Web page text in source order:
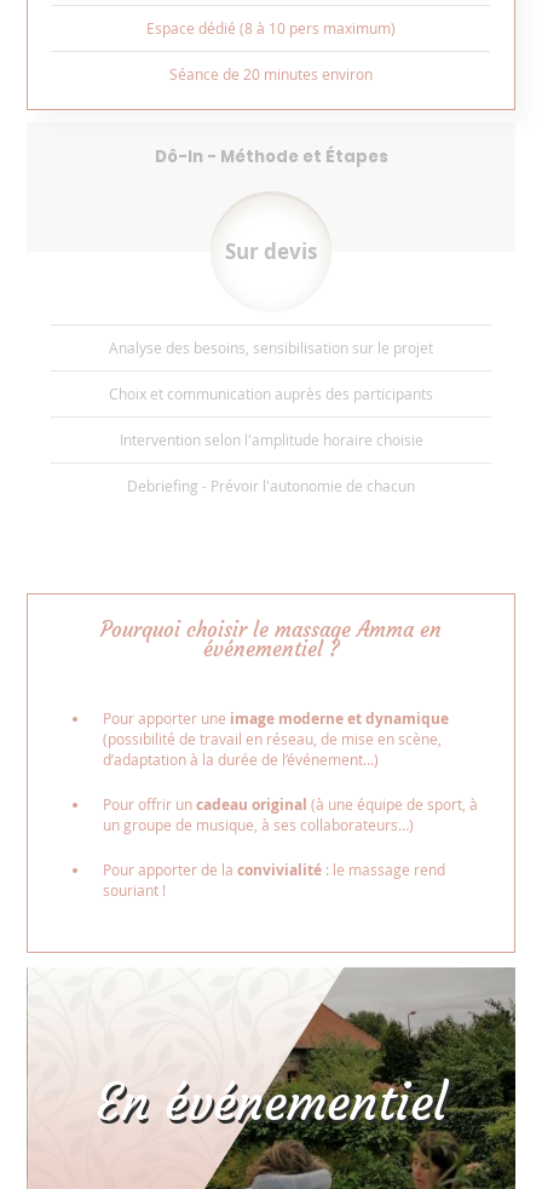
Espace dédié (8 à 10 pers maximum)
Séance de 20 minutes environ
Dô-In - Méthode et Étapes
Sur devis
Analyse des besoins, sensibilisation sur le projet
Choix et communication auprès des participants
Intervention selon l'amplitude horaire choisie
Debriefing - Prévoir l'autonomie de chacun
Pourquoi choisir le massage Amma en
événementiel ?
Pour apporter une image moderne et dynamique
(possibilité de travail en réseau, de mise en scène,
d’adaptation à la durée de l’événement…)
Pour offrir uncadeau original (à une équipe de sport, à
un groupe de musique, à ses collaborateurs…)
Pour apporter de laconvivialité : le massage rend
souriant !
En événementiel